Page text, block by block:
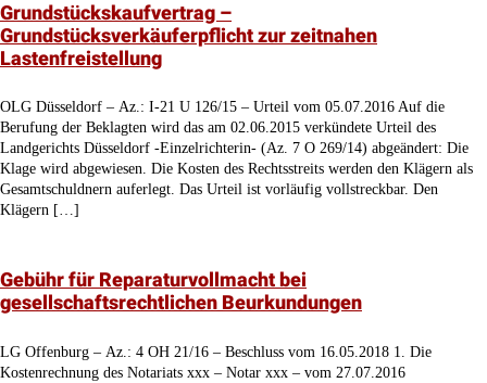
Grundstückskaufvertrag –
Grundstücksverkäuferpflicht zur zeitnahen
Lastenfreistellung
OLG Düsseldorf – Az.: I-21 U 126/15 – Urteil vom 05.07.2016 Auf die
Berufung der Beklagten wird das am 02.06.2015 verkündete Urteil des
Landgerichts Düsseldorf -Einzelrichterin- (Az. 7 O 269/14) abgeändert: Die
Klage wird abgewiesen. Die Kosten des Rechtsstreits werden den Klägern als
Gesamtschuldnern auferlegt. Das Urteil ist vorläufig vollstreckbar. Den
Klägern […]
Gebühr für Reparaturvollmacht bei
gesellschaftsrechtlichen Beurkundungen
LG Offenburg – Az.: 4 OH 21/16 – Beschluss vom 16.05.2018 1. Die
Kostenrechnung des Notariats xxx – Notar xxx – vom 27.07.2016